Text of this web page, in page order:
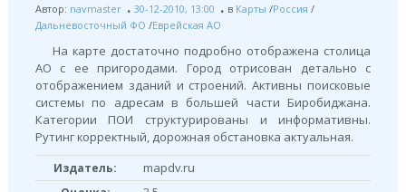
Автор: navmaster 30-12-2010, 13:00 в Карты /Россия /
Дальневосточный ФО /Еврейская АО
На карте достаточно подробно отображена столица
АО с ее пригородами. Город отрисован детально с
отображением зданий и строений. Активны поисковые
системы по адресам в большей части Биробиджана.
Категории ПОИ структурированы и информативны.
Рутинг корректный, дорожная обстановка актуальная.
Издатель: mapdv.ru